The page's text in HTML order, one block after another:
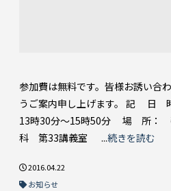
参加費は無料です。皆様お誘い合
うご案内申し上げます。 記 日
13時30分～15時50分 場 所：
科 第33講義室 ...続きを読む
2016.04.22
お知らせ